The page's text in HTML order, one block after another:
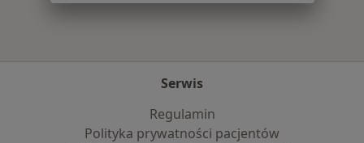
Serwis
Regulamin
Polityka prywatności pacjentów